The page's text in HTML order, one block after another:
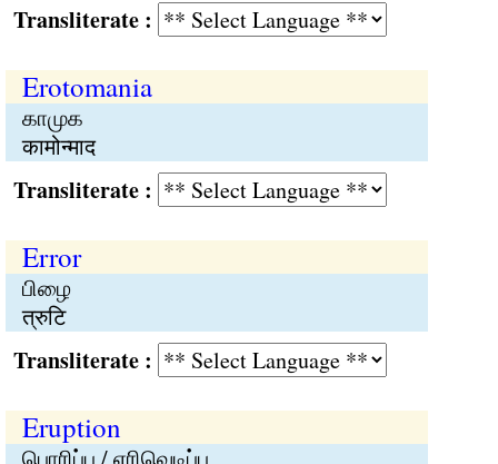
:
Erotomania
காமுக
कामोन्माद
:
Error
பிழை
त्रुटि
:
Eruption
பொரிப்பு / எரிவெடிப்பு